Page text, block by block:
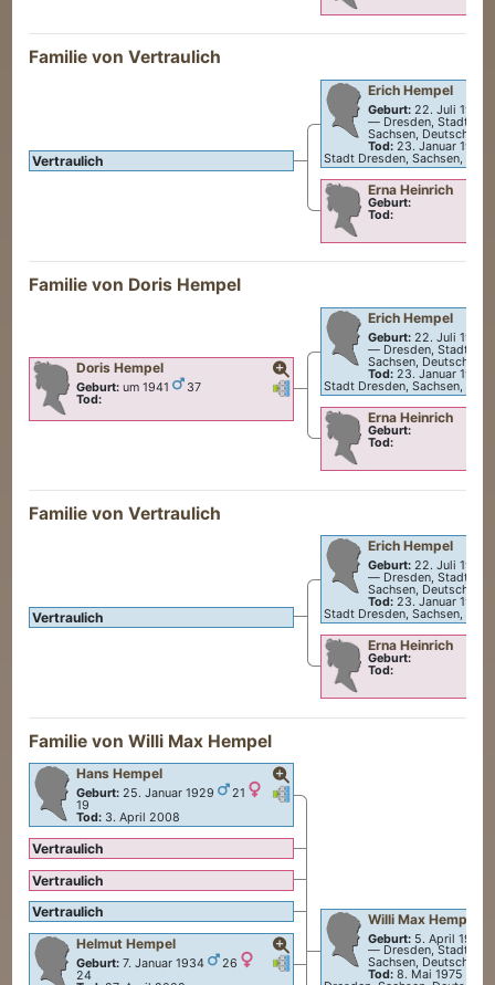
Familie von Vertraulich
Vertraulich
ErichHempel
Geburt: 22. Juli 1903
— Dresden, Stadt
Sachsen, Deutschland
Tod: 23. Januar 1947
Stadt Dresden, Sachsen,
ErnaHeinrich
Geburt:
Tod:
Familie von Doris Hempel
Verknüpfungen
Verknüpfungen
DorisHempel
Geburt: um 1941
37
Tod:
ErichHempel
Geburt: 22. Juli 1903
— Dresden, Stadt
Sachsen, Deutschland
Tod: 23. Januar 1947
Stadt Dresden, Sachsen,
ErnaHeinrich
Geburt:
Tod:
Familie von Vertraulich
Vertraulich
ErichHempel
Geburt: 22. Juli 1903
— Dresden, Stadt
Sachsen, Deutschland
Tod: 23. Januar 1947
Stadt Dresden, Sachsen,
ErnaHeinrich
Geburt:
Tod:
Familie vonWilli Max Hempel
Verknüpfungen
HansHempel
Geburt: 25. Januar 1929
21
19
Tod: 3. April 2008
Vertraulich
Vertraulich
Vertraulich
Verknüpfungen
Verknüpfungen
HelmutHempel
Geburt: 7. Januar 1934
26
24
Willi MaxHempel
Geburt: 5. April 1907
— Dresden, Stadt
Sachsen, Deutschland
Tod: 8. Mai 1975